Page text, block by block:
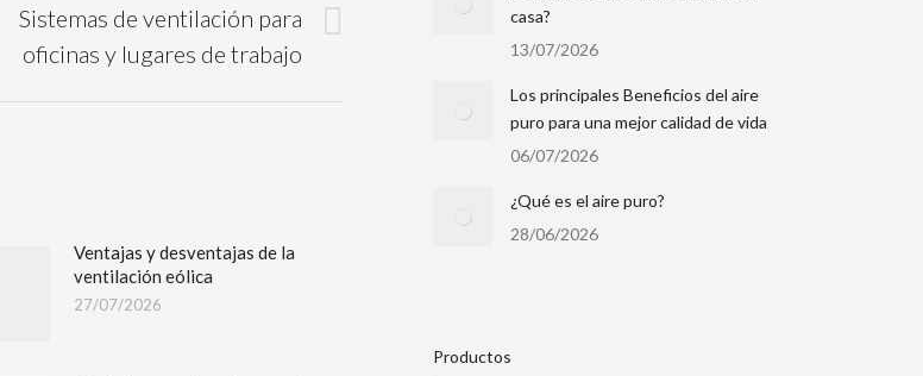
Sistemas de ventilación para
oficinas y lugares de trabajo
Ventajas y desventajas de la
ventilación eólica
27/07/2026
casa?
13/07/2026
Los principales Beneficios del aire
puro para una mejor calidad de vida
06/07/2026
¿Qué es el aire puro?
28/06/2026
Productos